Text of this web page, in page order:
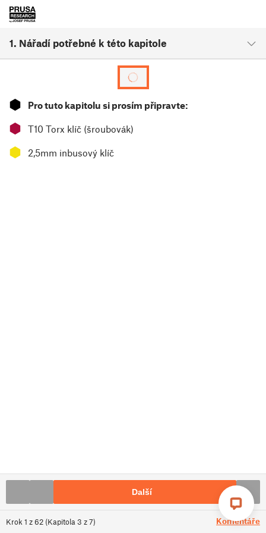
1. Nářadí potřebné k této kapitole
Krok 1 z62 (Kapitola 3 z7) Komentáře
⬢ Pro tuto kapitolu si prosím připravte:
⬢ T10 Torx klíč (šroubovák)
⬢ 2,5mm inbusový klíč
Další